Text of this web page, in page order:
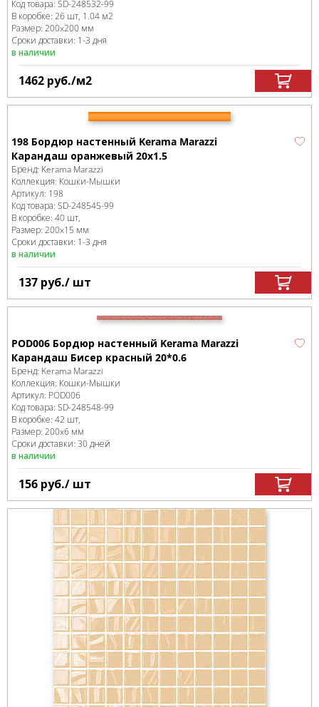
Код товара: SD-248532-99
В коробке: 26 шт, 1.04 м2
Размер: 200x200 мм
Сроки доставки: 1-3 дня
в наличии
1462 руб./м2
198 Бордюр настенный Kerama Marazzi
Карандаш оранжевый 20х1.5
Бренд: Kerama Marazzi
Коллекция: Кошки-Мышки
Артикул: 198
Код товара: SD-248545-99
В коробке: 40 шт,
Размер: 200x15 мм
Сроки доставки: 1-3 дня
в наличии
137 руб./ шт
POD006 Бордюр настенный Kerama Marazzi
Карандаш Бисер красный 20*0.6
Бренд: Kerama Marazzi
Коллекция: Кошки-Мышки
Артикул: POD006
Код товара: SD-248548-99
В коробке: 42 шт,
Размер: 200x6 мм
Сроки доставки: 30 дней
в наличии
156 руб./ шт